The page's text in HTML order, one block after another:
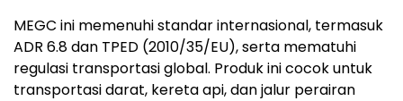
MEGC ini memenuhi standar internasional, termasuk
ADR 6.8 dan TPED (2010/35/EU), serta mematuhi
regulasi transportasi global. Produk ini cocok untuk
transportasi darat, kereta api, dan jalur perairan